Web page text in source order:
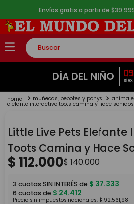
Envíos gratis a partir de
Buscar
TÉRMINOS MÁS BUSCADOS
2.
lego
4.
monopatin
5 . toy story
DÍA DEL NIÑO 09
DÍAS
muñecas, bebotes y ponys
elefante interactivo toots camina y hace sonidos
Little Live Pets
Toots Camina y Hace
$112.000$140.000
3 cuotas SIN INTERÉS de $ 37.333
6 cuotas de $ 24.412
Precio sin impuestos nacionales: $ 92.561,98